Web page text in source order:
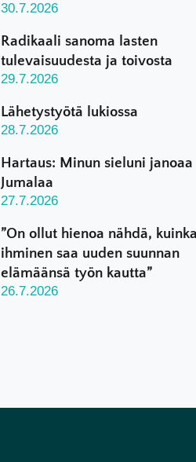
30.7.2026
Radikaali sanoma lasten
tulevaisuudesta ja toivosta
29.7.2026
Lähetystyötä lukiossa
28.7.2026
Hartaus: Minun sieluni janoaa
Jumalaa
27.7.2026
”On ollut hienoa nähdä, kuinka
ihminen saa uuden suunnan
elämäänsä työn kautta”
26.7.2026